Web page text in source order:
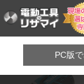
PC版